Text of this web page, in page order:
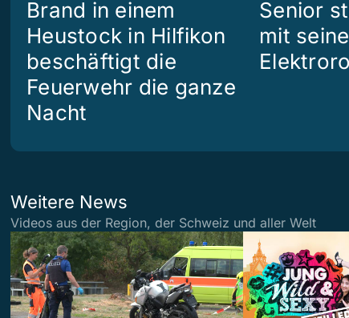
Brand in einem
Heustock in Hilfikon
beschäftigt die
Feuerwehr die ganze
Nacht
Senior
mit
Weitere News
Videos aus der Region, der Schweiz und aller Welt